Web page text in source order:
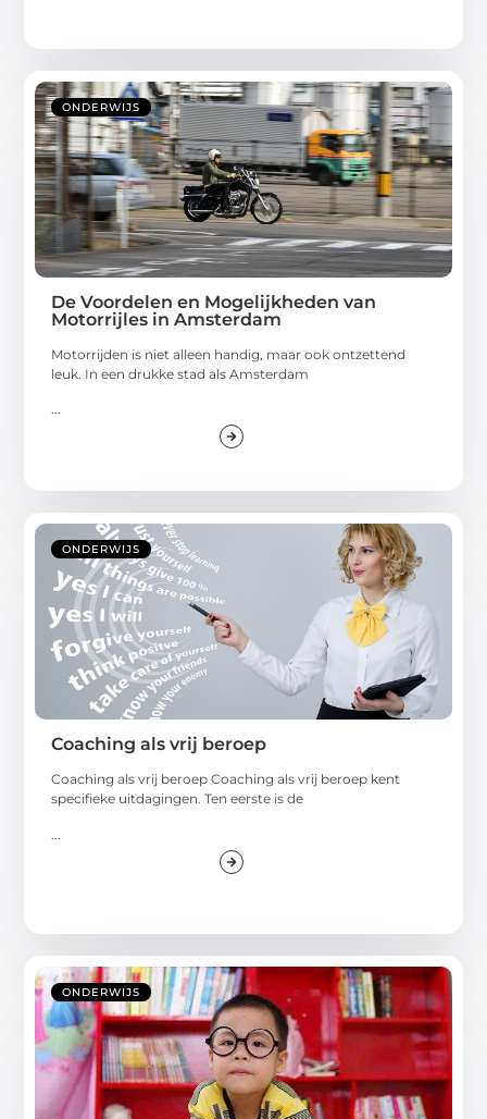
ONDERWIJS
De Voordelen en Mogelijkheden van
Motorrijles in Amsterdam
Motorrijden is niet alleen handig, maar ook ontzettend
leuk. In een drukke stad als Amsterdam
...
ONDERWIJS
Coaching als vrij beroep
Coaching als vrij beroep Coaching als vrij beroep kent
specifieke uitdagingen. Ten eerste is de
ONDERWIJS